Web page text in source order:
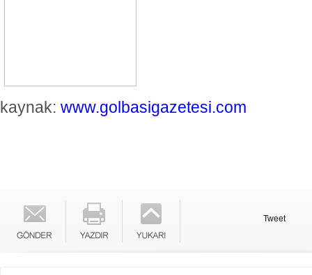
kaynak: www.golbasigazetesi.com
Tweet